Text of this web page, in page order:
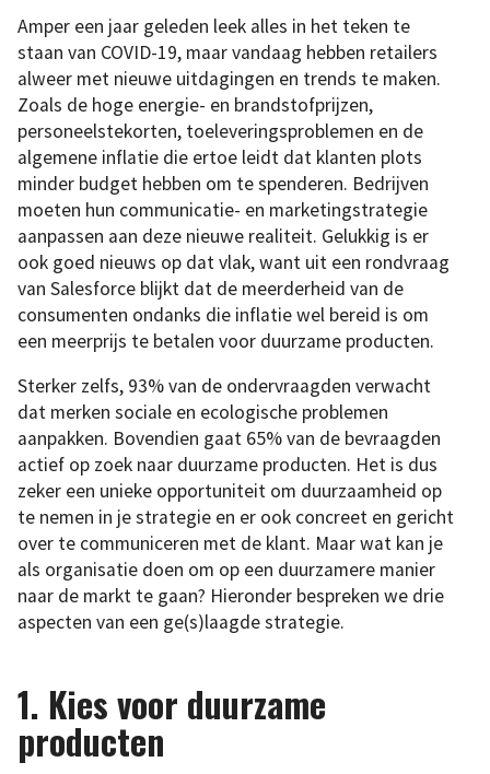
Amper een jaar geleden leek alles in het teken te
staan van COVID-19, maar vandaag hebben retailers
alweer met nieuwe uitdagingen en trends te maken.
Zoals de hoge energie- en brandstofprijzen,
personeelstekorten, toeleveringsproblemen en de
algemene inflatie die ertoe leidt dat klanten plots
minder budget hebben om te spenderen. Bedrijven
moeten hun communicatie- en marketingstrategie
aanpassen aan deze nieuwe realiteit. Gelukkig is er
ook goed nieuws op dat vlak, want uit een rondvraag
van Salesforce blijkt dat de meerderheid van de
consumenten ondanks die inflatie wel bereid is om
een meerprijs te betalen voor duurzame producten.
Sterker zelfs, 93% van de ondervraagden verwacht
dat merken sociale en ecologische problemen
aanpakken. Bovendien gaat 65% van de bevraagden
actief op zoek naar duurzame producten. Het is dus
zeker een unieke opportuniteit om duurzaamheid op
te nemen in je strategie en er ook concreet en gericht
over te communiceren met de klant. Maar wat kan je
als organisatie doen om op een duurzamere manier
naar de markt te gaan? Hieronder bespreken we drie
aspecten van een ge(s)laagde strategie.
1. Kies voor duurzame
producten